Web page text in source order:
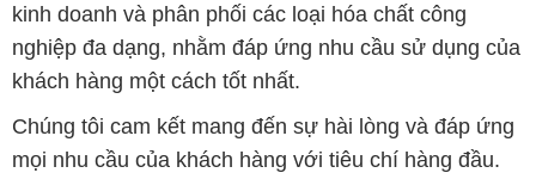
kinh doanh và phân phối các loại hóa chất công
nghiệp đa dạng, nhằm đáp ứng nhu cầu sử dụng của
khách hàng một cách tốt nhất.
Chúng tôi cam kết mang đến sự hài lòng và đáp ứng
mọi nhu cầu của khách hàng với tiêu chí hàng đầu.